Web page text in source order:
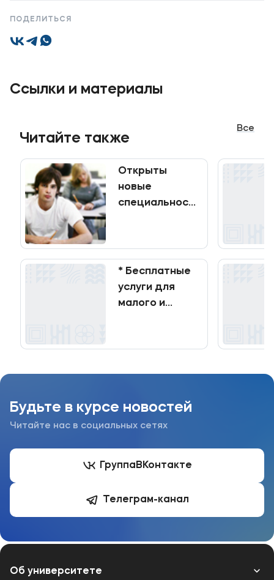
Об образовательной организации
Мы в соцсетях
ПОДЕЛИТЬСЯ
Ссылки и материалы
Читайте также
Все
Открыты
новые
специальности
* Бесплатные
услуги для
малого и
Будьте в курсе новостей
Читайте нас в социальных сетях
Группа ВКонтакте
Телеграм-канал
Об университете